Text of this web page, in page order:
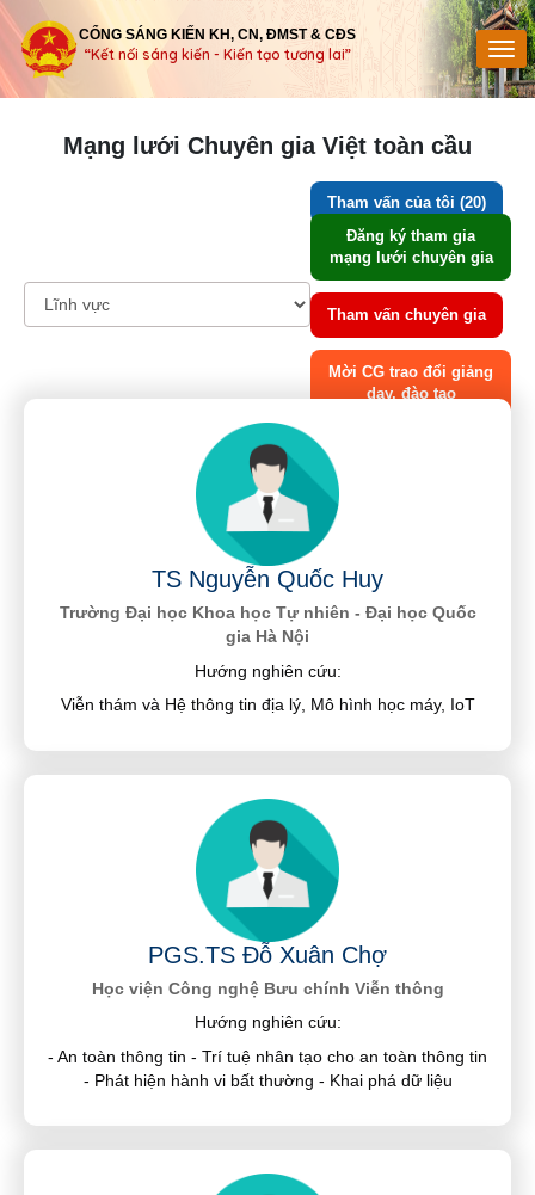
CỔNG SÁNG KIẾN KH, CN, ĐMST & CĐS
“Kết nối sáng kiến - Kiến tạo tương lai”
Mạng lưới Chuyên gia Việt toàn cầu
Tham vấn của tôi (20)
Đăng ký tham gia
mạng lưới chuyên gia
Tham vấn chuyên gia
Mời CG trao đổi giảng
dạy, đào tạo
TS Nguyễn Quốc Huy
Trường Đại học Khoa học Tự nhiên - Đại học Quốc
gia Hà Nội
Hướng nghiên cứu:
Viễn thám và Hệ thông tin địa lý, Mô hình học máy, IoT
PGS.TS Đỗ Xuân Chợ
Học viện Công nghệ Bưu chính Viễn thông
Hướng nghiên cứu:
- An toàn thông tin - Trí tuệ nhân tạo cho an toàn thông tin
- Phát hiện hành vi bất thường - Khai phá dữ liệu